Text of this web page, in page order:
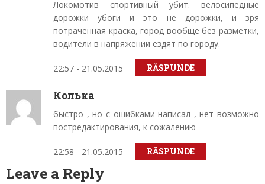
Локомотив спортивный убит. велосипедные
дорожки убоги и это не дорожки, и зря
потраченная краска, город вообще без разметки,
водители в напряжении ездят по городу.
22:57 - 21.05.2015 RĂSPUNDE
Колька
быстро , но с ошибками написал , нет возможно
постредактирования, к сожалению
22:58 - 21.05.2015 RĂSPUNDE
Leave a Reply